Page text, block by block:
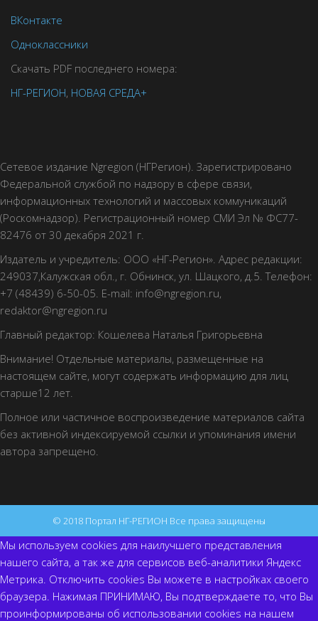
ВКонтакте
Одноклассники
Скачать PDF последнего номера:
НГ-РЕГИОН, НОВАЯ СРЕДА+
Сетевое издание Ngregion (НГРегион). Зарегистрировано
Федеральной службой по надзору в сфере связи,
информационных технологий и массовых коммуникаций
(Роскомнадзор). Регистрационный номер СМИ Эл № ФС77-
82476 от 30 декабря 2021 г.
Издатель и учредитель: ООО «НГ-Регион». Адрес редакции:
249037,Калужская обл., г. Обнинск, ул. Шацкого, д.5. Телефон:
+7 (48439) 6-50-05. E-mail: info@ngregion.ru,
redaktor@ngregion.ru
Главный редактор: Кошелева Наталья Григорьевна
Внимание! Отдельные материалы, размещенные на
настоящем сайте, могут содержать информацию для лиц
старше12 лет.
Полное или частичное воспроизведение материалов сайта
без активной индексируемой ссылки и упоминания имени
автора запрещено.
© 2018 Портал НГ-РЕГИОН Все права защищены
Мы используем cookies для наилучшего представления
нашего сайта, а так же для сервисов веб-аналитики Яндекс
Метрика. Отключить cookies Вы можете в настройках своего
браузера. Нажимая ПРИНИМАЮ, Вы подтверждаете то, что Вы
проинформированы об использовании cookies на нашем